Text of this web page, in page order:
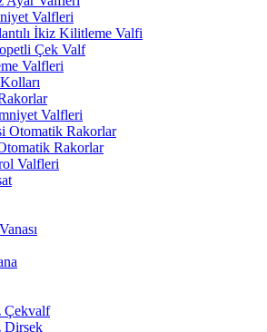
Valfleri
İkiz Kilitleme Valfi
Çek Valf
Valfleri
Valfleri
Otomatik Rakorlar
Rakorlar
Valfleri
Çekvalf
Dirsek